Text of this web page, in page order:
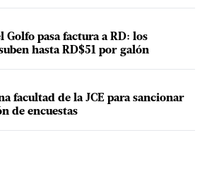
Golfo pasa factura a RD: los
hasta RD$51 por galón
facultad de la JCE para sancionar
de encuestas